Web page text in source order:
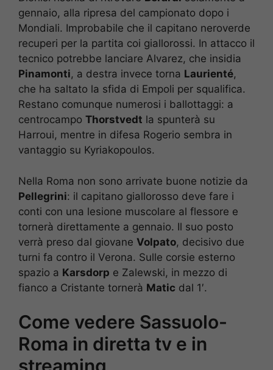
gennaio, alla ripresa del campionato dopo i
Mondiali. Improbabile che il capitano neroverde
recuperi per la partita coi giallorossi. In attacco il
tecnico potrebbe lanciare Alvarez, che insidia
Pinamonti, a destra invece torna Laurienté,
che ha saltato la sfida di Empoli per squalifica.
Restano comunque numerosi i ballottaggi: a
centrocampo Thorstvedt la spunterà su
Harroui, mentre in difesa Rogerio sembra in
vantaggio su Kyriakopoulos.
Nella Roma non sono arrivate buone notizie da
Pellegrini: il capitano giallorosso deve fare i
conti con una lesione muscolare al flessore e
tornerà direttamente a gennaio. Il suo posto
verrà preso dal giovane Volpato, decisivo due
turni fa contro il Verona. Sulle corsie esterno
spazio a Karsdorp e Zalewski, in mezzo di
fianco a Cristante tornerà Matic dal 1′.
Come vedere Sassuolo-
Roma in diretta tv e in